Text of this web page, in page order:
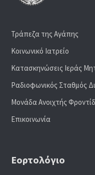
Τράπεζα της Αγάπης
Κοινωνικό Ιατρείο
Κατασκηνώσεις Ιεράς
Ραδιoφωνικός Σταθμός
Μονάδα Ανοιχτής
Επικοινωνία
Εορτολόγιο